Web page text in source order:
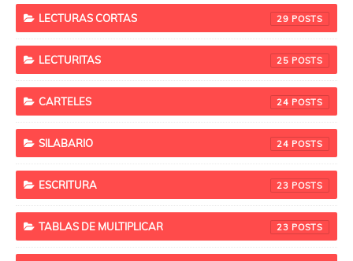
LECTURAS CORTAS 29
LECTURITAS 25
CARTELES 24
SILABARIO 24
ESCRITURA 23
TABLAS DE MULTIPLICAR 23